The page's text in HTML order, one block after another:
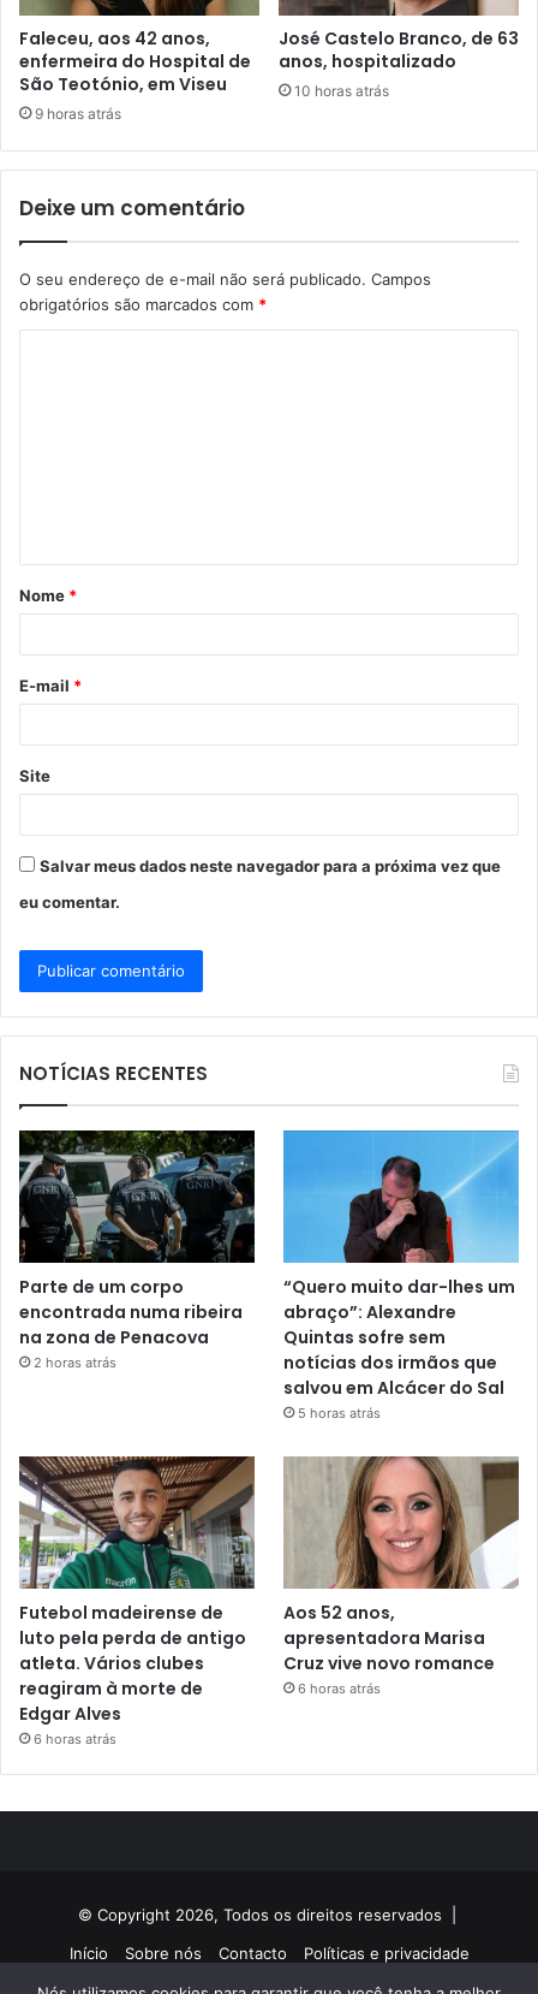
Faleceu, aos 42 anos,
enfermeira do Hospital de
São Teotónio, em Viseu
9 horas atrás
José Castelo Branco, de 63
anos, hospitalizado
10 horas atrás
Deixe um comentário
O seu endereço de e-mail não será publicado. Campos
obrigatórios são marcados com *
á
r
*
Nome *
E-mail *
Site
Salvar meus dados neste navegador para a próxima vez que
eu comentar.
NOTÍCIAS RECENTES
Parte de um corpo
encontrada numa ribeira
na zona de Penacova
2 horas atrás
“Quero muito dar-lhes um
abraço”: Alexandre
Quintas sofre sem
notícias dos irmãos que
salvou em Alcácer do Sal
5 horas atrás
Futebol madeirense de
luto pela perda de antigo
atleta. Vários clubes
reagiram à morte de
Edgar Alves
6 horas atrás
Aos 52 anos,
apresentadora Marisa
Cruz vive novo romance
6 horas atrás
© Copyright 2026, Todos os direitos reservados |
Início
Sobre nós Contacto Políticas e privacidade